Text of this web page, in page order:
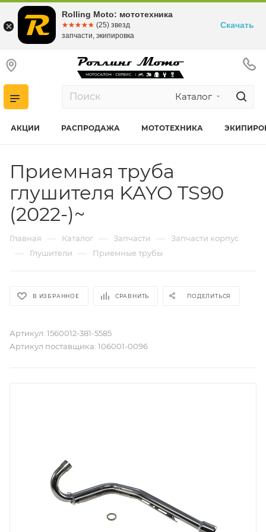
Каталог
АКЦИИ РАСПРОДАЖА МОТОТЕХНИКА
Приемная труба
глушителя KAYO TS90
(2022-)~
Главная — Каталог — Запчасти — Запчасти корпус
— Глушители — Приемные трубы
В ИЗБРАННОЕ СРАВНИТЬ ПОДЕЛИТЬСЯ
Артикул: 1560012-381-5585
Артикул поставщика: 106001-0096
Rolling Moto: мототехника
☆☆☆☆☆
★★★★★ (25) звезд
запчасти, экипировка
Скачать